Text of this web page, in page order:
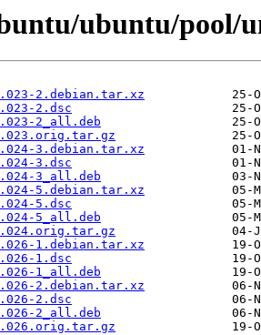
ubuntu/pool/
2.debian.tar.xz
2.dsc
2_all.deb
3.debian.tar.xz
3.dsc
3_all.deb
5.debian.tar.xz
5.dsc
5_all.deb
1.debian.tar.xz
1.dsc
1_all.deb
2.debian.tar.xz
2.dsc
2_all.deb